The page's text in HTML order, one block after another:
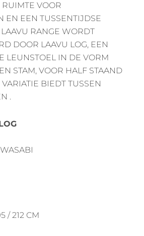
VOOR
EN EEN TUSSENTIJDSE
RANGE WORDT
DOOR LAAVU LOG, EEN
LEUNSTOEL IN DE VORM
STAM, VOOR HALF STAAND
BIEDT TUSSEN
.
/ 212 CM